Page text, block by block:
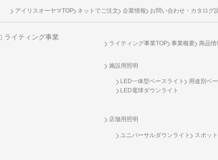
アイリスオーヤマTOP ネットでご注文 企業情報 お問い合わせ・カタログ
ライティング事業
ライティング事業TOP 事業概要 商品情
施設用照明
LED一体型ベースライト
用途別ベ
LED電球ダウンライト
店舗用照明
ユニバーサルダウンライト スポッ